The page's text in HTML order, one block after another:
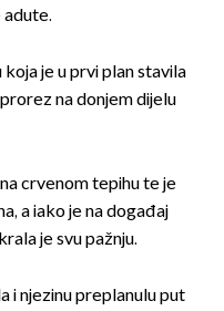
adute.
je u prvi plan stavila
na donjem dijelu
crvenom tepihu te je
a iako je na događaj
je svu pažnju.
i njezinu preplanulu put